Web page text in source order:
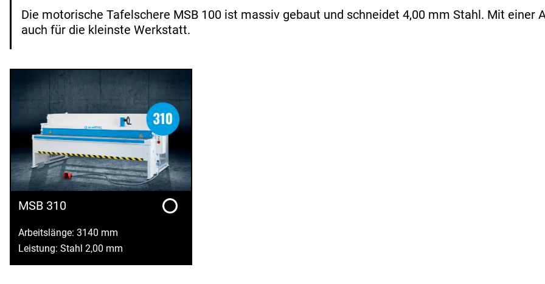
Die motorische Tafelschere MSB 100 ist massiv gebaut und schneidet 4,00 mm Stahl. Mit einer
auch für die kleinste Werkstatt.
MSB 310
Arbeitslänge: 3140 mm
Leistung: Stahl 2,00 mm